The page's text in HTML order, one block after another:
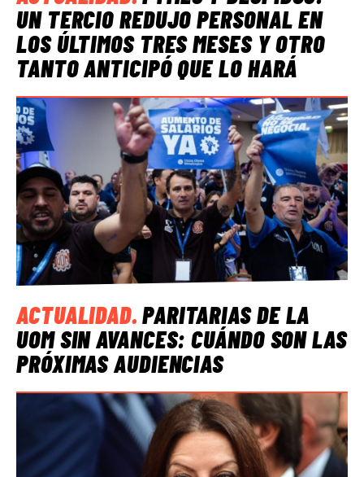
UN TERCIO REDUJO PERSONAL EN
LOS ÚLTIMOS TRES MESES Y OTRO
TANTO ANTICIPÓ QUE LO HARÁ
ACTUALIDAD.PARITARIAS DE LA
UOM SIN AVANCES: CUÁNDO SON LAS
PRÓXIMAS AUDIENCIAS